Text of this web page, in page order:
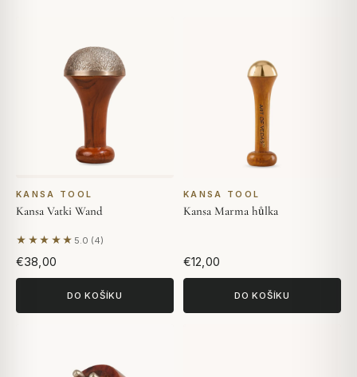
KANSA TOOL
Kansa Vatki Wand
★★★★★ 5.0 (4)
Na základě 4 hodnocení
€38,00
DO KOŠÍKU
KANSA TOOL
Kansa Marma hůlka
€12,00
DO KOŠÍKU